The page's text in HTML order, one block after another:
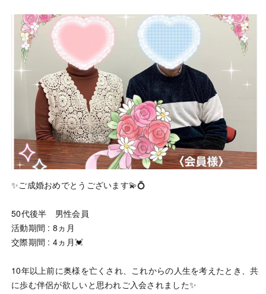
✨ご成婚おめでとうございます💫💍
50代後半 男性会員
活動期間 : 8ヵ月
交際期間 : 4ヵ月💓
10年以上前に奥様を亡くされ、これからの人生を考えたとき、共
に歩む伴侶が欲しいと思われご入会されました✨